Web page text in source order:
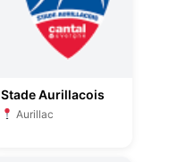
Stade Aurillacois
Aurillac